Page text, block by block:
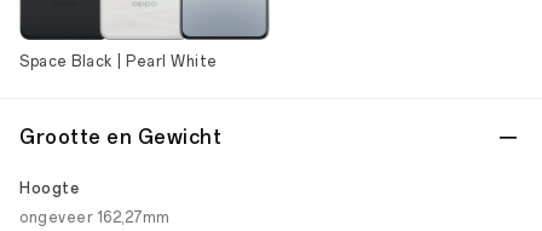
Space Black | Pearl White
Grootte en Gewicht
Hoogte
ongeveer 162,27mm